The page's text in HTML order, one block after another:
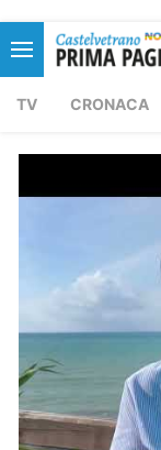
TV CRONACA